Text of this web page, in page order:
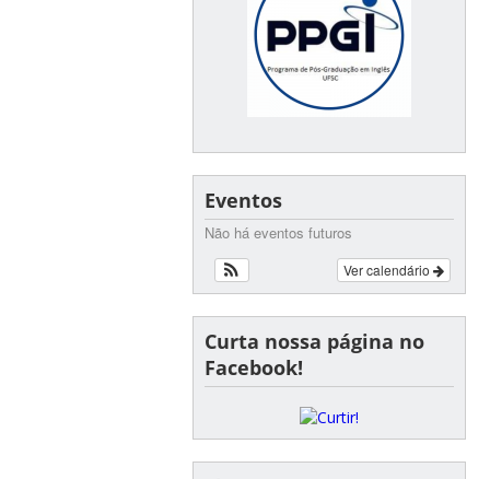
Eventos
Não há eventos futuros
Ver calendário
Curta nossa página no
Facebook!